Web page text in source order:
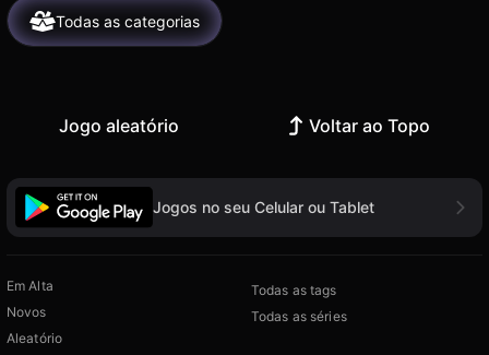
Todas as categorias
Jogo aleatório Voltar ao Topo
Jogos no seu Celular ou Tablet
Em Alta
Novos
Aleatório
Todas as tags
Todas as séries